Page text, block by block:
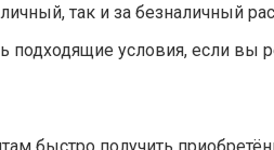
так и за безналичный
условия, если вы